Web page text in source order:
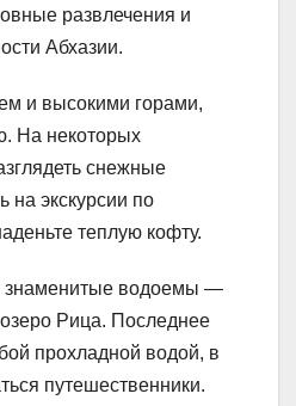
развлечения и
Абхазии.
и высокими горами,
На некоторых
снежные
на экскурсии по
теплую кофту.
знаменитые водоемы —
Рица. Последнее
прохладной водой, в
путешественники.